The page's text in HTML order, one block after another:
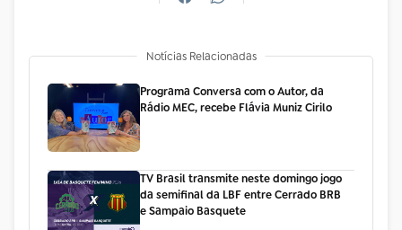
Notícias Relacionadas
Programa Conversa com o Autor, da
Rádio MEC, recebe Flávia Muniz Cirilo
TV Brasil transmite neste domingo jogo
da semifinal da LBF entre Cerrado BRB
e Sampaio Basquete